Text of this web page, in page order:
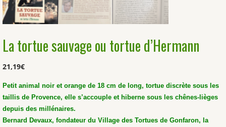
La tortue sauvage ou tortue d’Hermann
21,19€
Petit animal noir et orange de 18 cm de long, tortue discrète sous les
taillis de Provence, elle s’accouple et hiberne sous les chênes-lièges
depuis des millénaires.
Bernard Devaux, fondateur du Village des Tortues de Gonfaron, la